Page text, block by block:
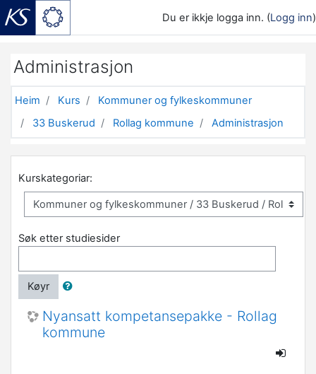
Du er ikkje logga inn. (Logg inn)
Administrasjon
Heim Kurs
Kommuner og fylkeskommuner
33 Buskerud
Rollag kommune Administrasjon
Kurskategoriar:
Søk etter studiesider
Køyr
Nyansatt kompetansepakke - Rollag
kommune